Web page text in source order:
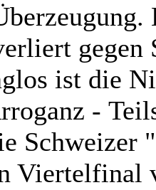
gegen
ist die
-
Schweizer
Viertelfinal